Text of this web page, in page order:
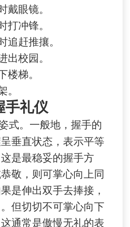
戴眼镜。
打冲锋。
追赶推攘。
出校园。
楼梯。
。
手礼仪
式。一般地，握手的
垂直状态，表示平等
是最稳妥的握手方
敬，则可掌心向上同
是伸出双手去捧接，
但切切不可掌心向下
通常是傲慢无礼的表